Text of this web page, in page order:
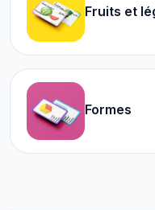
Fruits et
Formes